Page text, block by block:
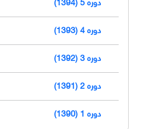
دوره 4 (1393)
دوره 3 (1392)
دوره 2 (1391)
دوره 1 (1390)